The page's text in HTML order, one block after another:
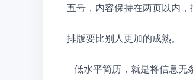
五号，内容保持在两页以内
排版要比别人更加的成熟。